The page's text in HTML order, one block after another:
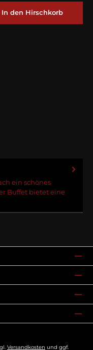
In den Hirschkorb
ein schönes
Buffet bietet eine
Versandkosten und ggf.